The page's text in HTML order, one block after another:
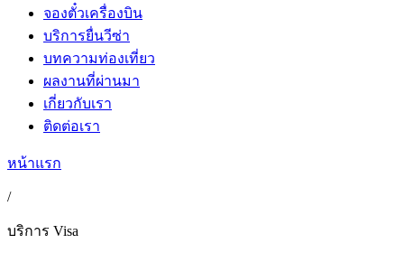
จองตั๋วเครื่องบิน
บริการยื่นวีซ่า
บทความท่องเที่ยว
ผลงานที่ผ่านมา
เกี่ยวกับเรา
ติดต่อเรา
หน้าแรก
/
บริการ Visa